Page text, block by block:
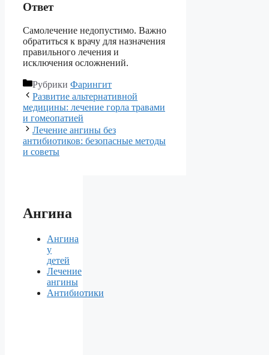
Ответ
Самолечение недопустимо. Важно
обратиться к врачу для назначения
правильного лечения и
исключения осложнений.
Рубрики Фарингит
Развитие альтернативной
медицины: лечение горла травами
и гомеопатией
Лечение ангины без
антибиотиков: безопасные методы
и советы
Ангина
Ангина
у
детей
Лечение
ангины
Антибиотики